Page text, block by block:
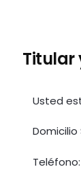
Titular
Usted
Domicilio